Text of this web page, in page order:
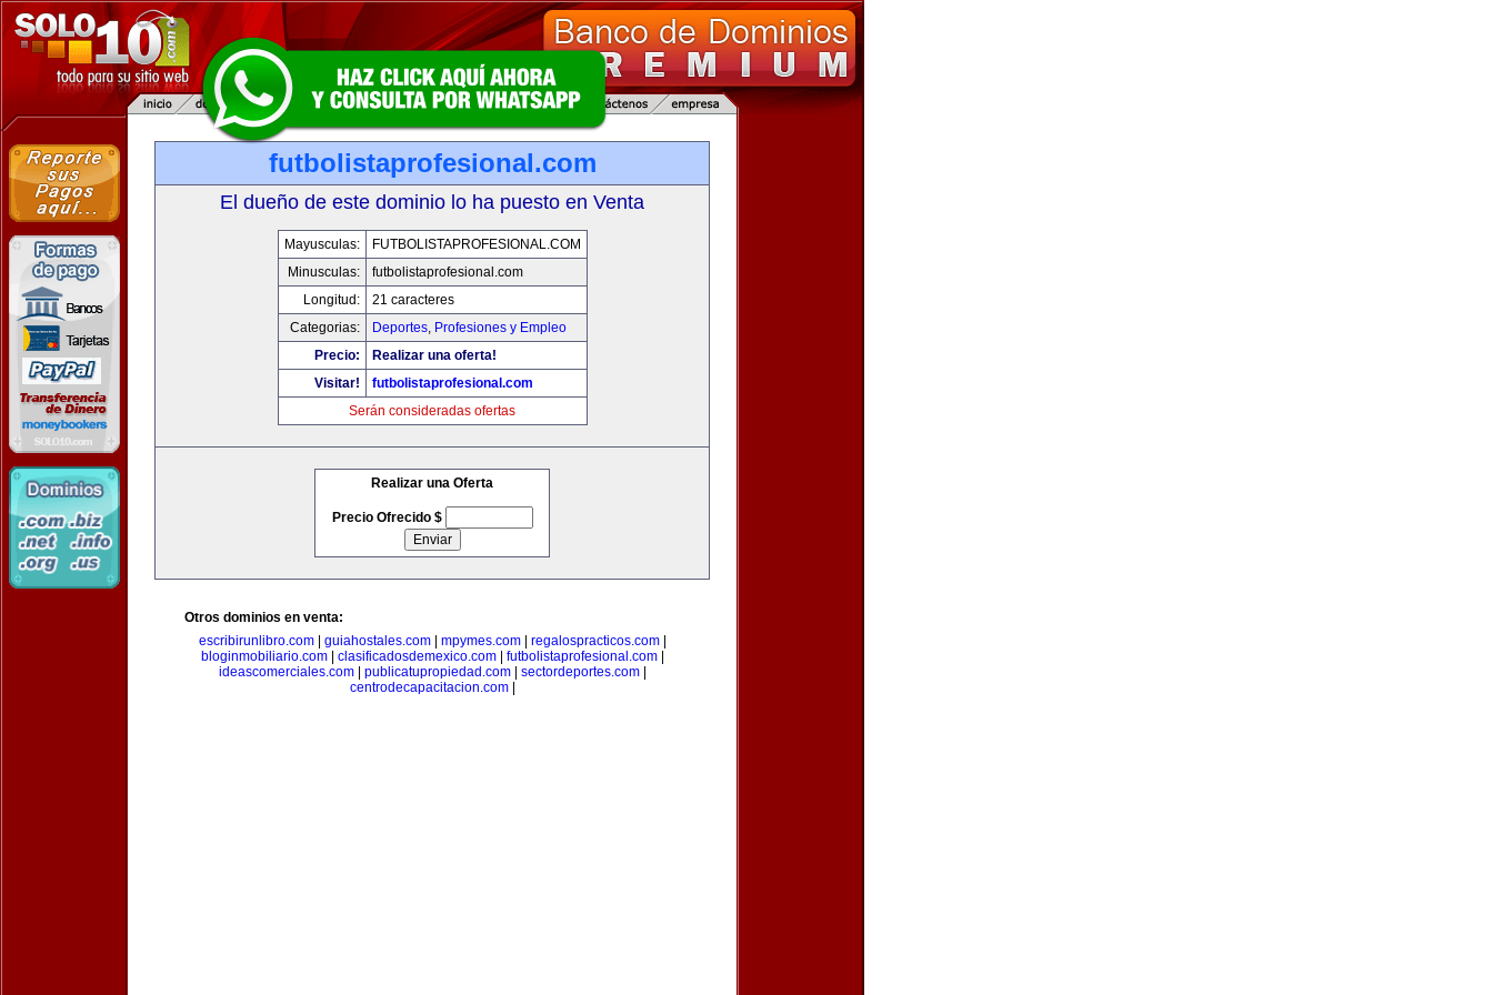
futbolistaprofesional.com
El dueño de este dominio lo ha puesto en Venta
Mayusculas:
FUTBOLISTAPROFESIONAL.COM
Minusculas:
futbolistaprofesional.com
Longitud:
21 caracteres
Categorias:
Deportes, Profesiones y Empleo
Precio:
Realizar una oferta!
Visitar!
futbolistaprofesional.com
Serán consideradas ofertas
Realizar una Oferta
Precio Ofrecido $
Otros dominios en venta:
escribirunlibro.com| guiahostales.com| mpymes.com| regalospracticos.com|
bloginmobiliario.com| clasificadosdemexico.com| futbolistaprofesional.com|
ideascomerciales.com| publicatupropiedad.com| sectordeportes.com|
centrodecapacitacion.com|